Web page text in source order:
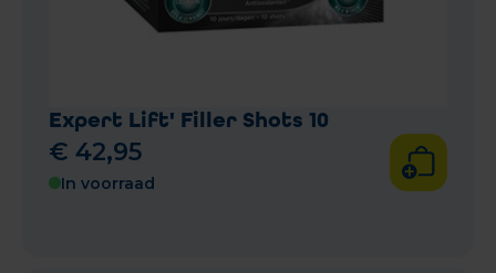
Expert Lift' Filler Shots 10
€ 42,95
In voorraad